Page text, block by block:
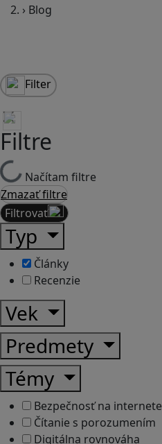
› Blog
Filter
Filtre
Načítam filtre
Zmazať filtre
Filtrovať
Typ
Články
Recenzie
Vek
Predmety
Témy
Bezpečnosť na internete
Čítanie s porozumením
Digitálna rovnováha